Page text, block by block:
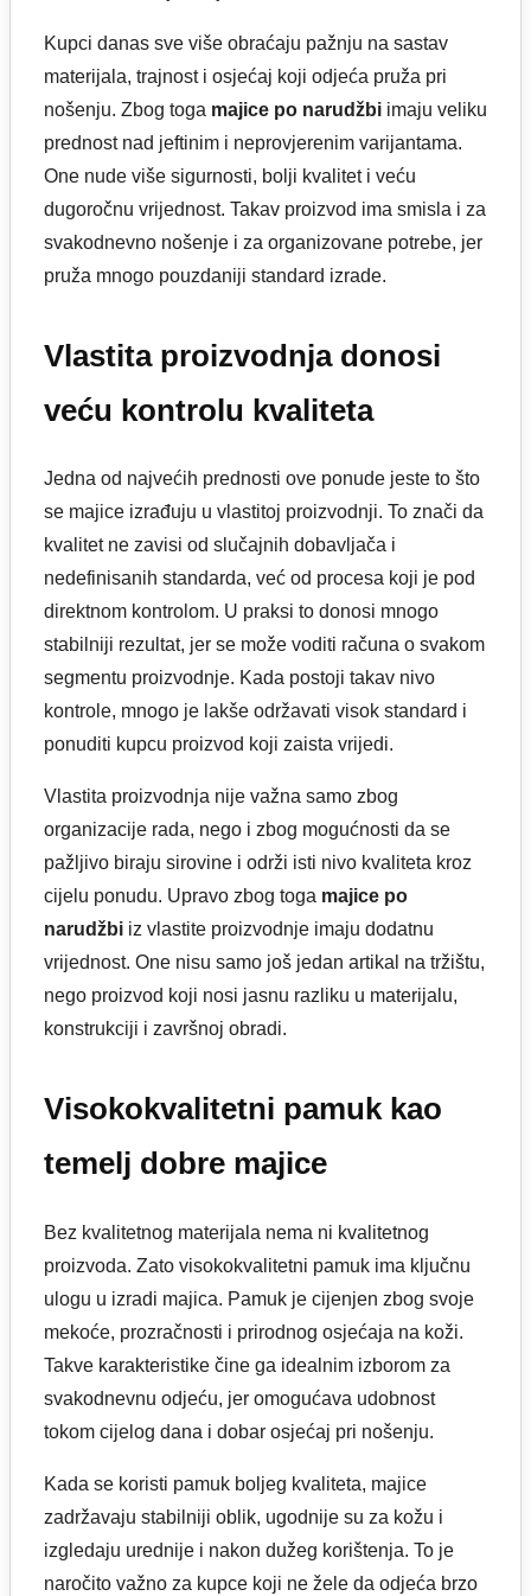
Kupci danas sve više obraćaju pažnju na sastav
materijala, trajnost i osjećaj koji odjeća pruža pri
nošenju. Zbog toga majice po narudžbi imaju veliku
prednost nad jeftinim i neprovjerenim varijantama.
One nude više sigurnosti, bolji kvalitet i veću
dugoročnu vrijednost. Takav proizvod ima smisla i za
svakodnevno nošenje i za organizovane potrebe, jer
pruža mnogo pouzdaniji standard izrade.
Vlastita proizvodnja donosi
veću kontrolu kvaliteta
Jedna od najvećih prednosti ove ponude jeste to što
se majice izrađuju u vlastitoj proizvodnji. To znači da
kvalitet ne zavisi od slučajnih dobavljača i
nedefinisanih standarda, već od procesa koji je pod
direktnom kontrolom. U praksi to donosi mnogo
stabilniji rezultat, jer se može voditi računa o svakom
segmentu proizvodnje. Kada postoji takav nivo
kontrole, mnogo je lakše održavati visok standard i
ponuditi kupcu proizvod koji zaista vrijedi.
Vlastita proizvodnja nije važna samo zbog
organizacije rada, nego i zbog mogućnosti da se
pažljivo biraju sirovine i održi isti nivo kvaliteta kroz
cijelu ponudu. Upravo zbog toga majice po
narudžbi iz vlastite proizvodnje imaju dodatnu
vrijednost. One nisu samo još jedan artikal na tržištu,
nego proizvod koji nosi jasnu razliku u materijalu,
konstrukciji i završnoj obradi.
Visokokvalitetni pamuk kao
temelj dobre majice
Bez kvalitetnog materijala nema ni kvalitetnog
proizvoda. Zato visokokvalitetni pamuk ima ključnu
ulogu u izradi majica. Pamuk je cijenjen zbog svoje
mekoće, prozračnosti i prirodnog osjećaja na koži.
Takve karakteristike čine ga idealnim izborom za
svakodnevnu odjeću, jer omogućava udobnost
tokom cijelog dana i dobar osjećaj pri nošenju.
Kada se koristi pamuk boljeg kvaliteta, majice
zadržavaju stabilniji oblik, ugodnije su za kožu i
izgledaju urednije i nakon dužeg korištenja. To je
naročito važno za kupce koji ne žele da odjeća brzo